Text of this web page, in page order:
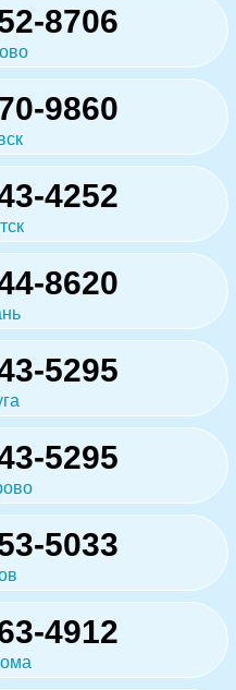
8706
9860
4252
8620
5295
5295
5033
4912